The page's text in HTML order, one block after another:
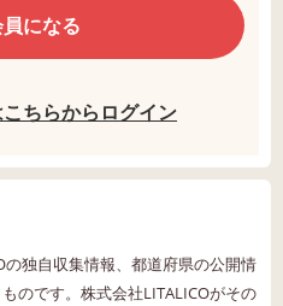
になる
ちらからログイン
独自収集情報、都道府県の公開情
のです。株式会社LITALICOがその